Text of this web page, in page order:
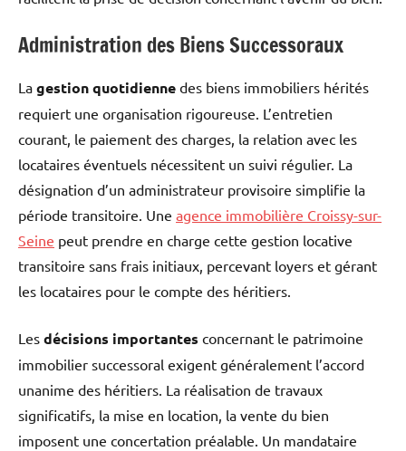
Administration des Biens Successoraux
La gestion quotidienne des biens immobiliers hérités
requiert une organisation rigoureuse. L’entretien
courant, le paiement des charges, la relation avec les
locataires éventuels nécessitent un suivi régulier. La
désignation d’un administrateur provisoire simplifie la
période transitoire. Une agence immobilière Croissy-sur-
Seine peut prendre en charge cette gestion locative
transitoire sans frais initiaux, percevant loyers et gérant
les locataires pour le compte des héritiers.
Les décisions importantes concernant le patrimoine
immobilier successoral exigent généralement l’accord
unanime des héritiers. La réalisation de travaux
significatifs, la mise en location, la vente du bien
imposent une concertation préalable. Un mandataire